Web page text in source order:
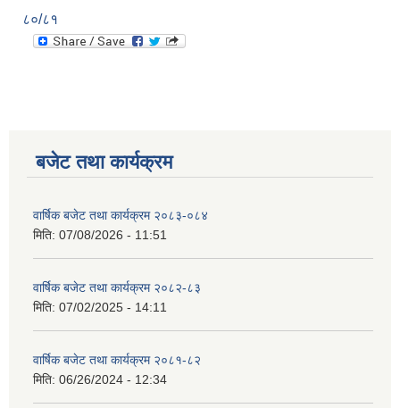
८०/८१
बजेट तथा कार्यक्रम
वार्षिक बजेट तथा कार्यक्रम २०८३-०८४
मिति: 07/08/2026 - 11:51
वार्षिक बजेट तथा कार्यक्रम २०८२-८३
मिति: 07/02/2025 - 14:11
वार्षिक बजेट तथा कार्यक्रम २०८१-८२
मिति: 06/26/2024 - 12:34